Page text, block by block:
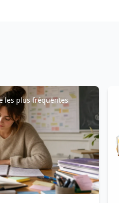
les plus fréquentes